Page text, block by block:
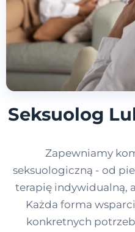
Seksuolog
Zapewniamy
seksuologiczną - od
terapię indywidualną,
Każda forma
konkretnych